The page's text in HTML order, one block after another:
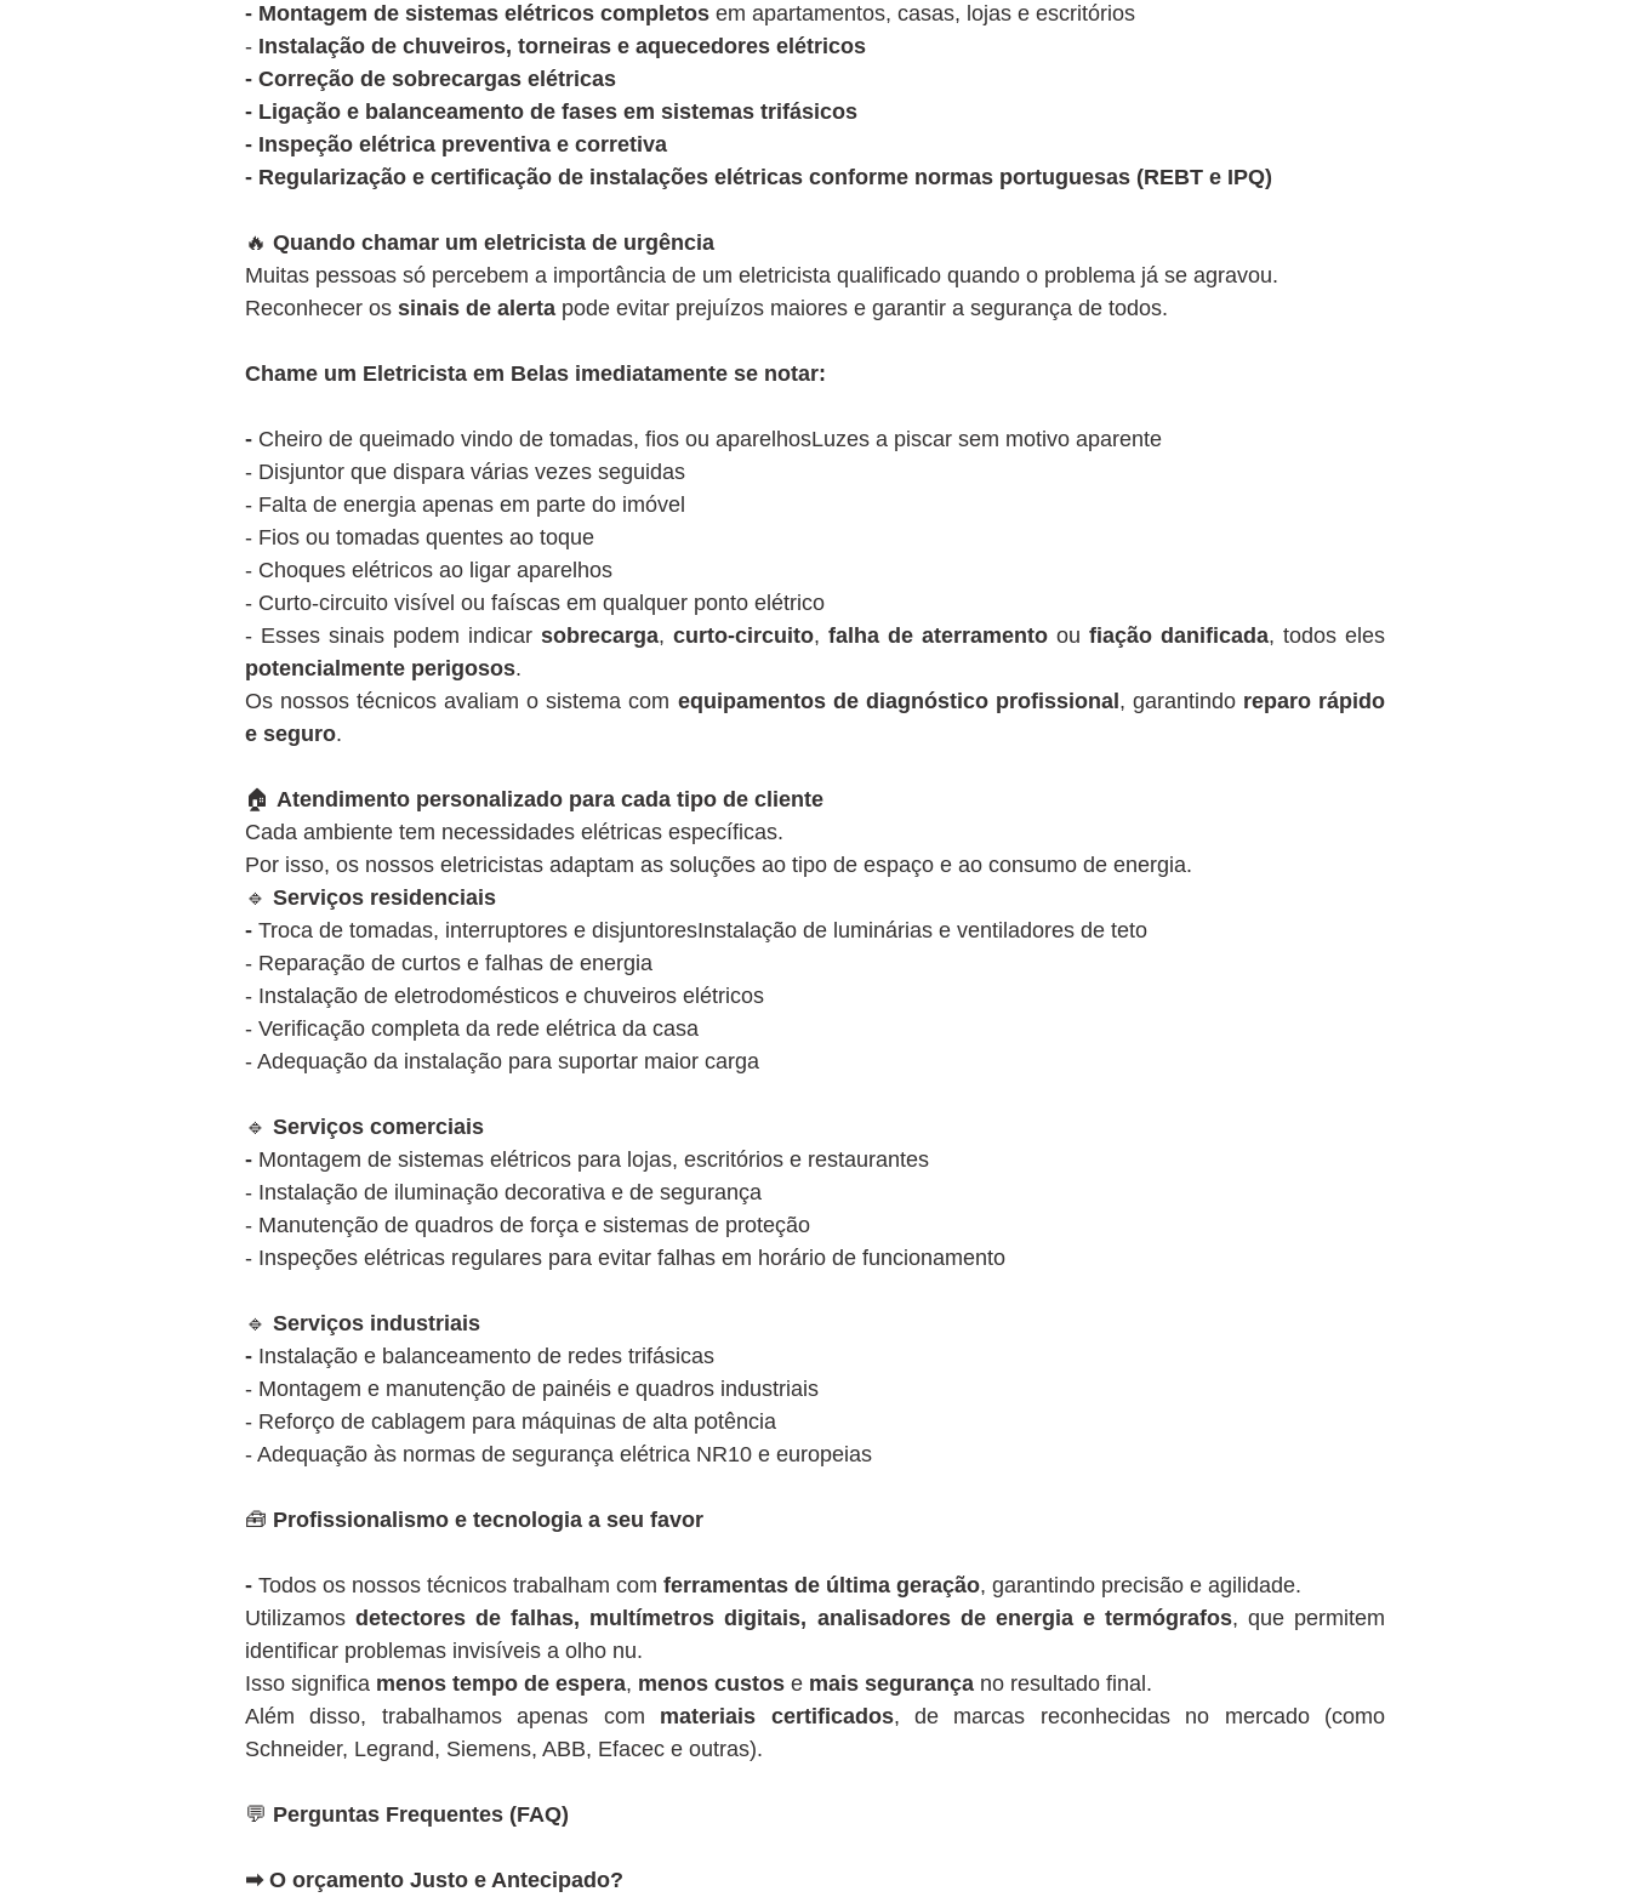
- Montagem de sistemas elétricos completos em apartamentos, casas, lojas e escritórios
- Instalação de chuveiros, torneiras e aquecedores elétricos
- Correção de sobrecargas elétricas
- Ligação e balanceamento de fases em sistemas trifásicos
- Inspeção elétrica preventiva e corretiva
- Regularização e certificação de instalações elétricas conforme normas portuguesas (REBT e IPQ)
🔥 Quando chamar um eletricista de urgência
Muitas pessoas só percebem a importância de um eletricista qualificado quando o problema já se agravou.
Reconhecer os sinais de alerta pode evitar prejuízos maiores e garantir a segurança de todos.
Chame um Eletricista em Belas imediatamente se notar:
- Cheiro de queimado vindo de tomadas, fios ou aparelhosLuzes a piscar sem motivo aparente
- Disjuntor que dispara várias vezes seguidas
- Falta de energia apenas em parte do imóvel
- Fios ou tomadas quentes ao toque
- Choques elétricos ao ligar aparelhos
- Curto-circuito visível ou faíscas em qualquer ponto elétrico
- Esses sinais podem indicar sobrecarga, curto-circuito, falha de aterramento ou fiação danificada, todos eles
potencialmente perigosos.
Os nossos técnicos avaliam o sistema com equipamentos de diagnóstico profissional , garantindo reparo rápido
e seguro.
🏠 Atendimento personalizado para cada tipo de cliente
Cada ambiente tem necessidades elétricas específicas.
Por isso, os nossos eletricistas adaptam as soluções ao tipo de espaço e ao consumo de energia.
🔹 Serviços residenciais
- Troca de tomadas, interruptores e disjuntoresInstalação de luminárias e ventiladores de teto
- Reparação de curtos e falhas de energia
- Instalação de eletrodomésticos e chuveiros elétricos
- Verificação completa da rede elétrica da casa
- Adequação da instalação para suportar maior carga
🔹 Serviços comerciais
- Montagem de sistemas elétricos para lojas, escritórios e restaurantes
- Instalação de iluminação decorativa e de segurança
- Manutenção de quadros de força e sistemas de proteção
- Inspeções elétricas regulares para evitar falhas em horário de funcionamento
🔹 Serviços industriais
- Instalação e balanceamento de redes trifásicas
- Montagem e manutenção de painéis e quadros industriais
- Reforço de cablagem para máquinas de alta potência
- Adequação às normas de segurança elétrica NR10 e europeias
🧰 Profissionalismo e tecnologia a seu favor
- Todos os nossos técnicos trabalham com ferramentas de última geração, garantindo precisão e agilidade.
Utilizamosdetectores de falhas, multímetros digitais, analisadores de energia e termógrafos, que permitem
identificar problemas invisíveis a olho nu.
Isso significa menos tempo de espera, menos custos e mais segurança no resultado final.
Além disso, trabalhamos apenas com materiais certificados, de marcas reconhecidas no mercado (como
Schneider, Legrand, Siemens, ABB, Efacec e outras).
💬 Perguntas Frequentes (FAQ)
➡ O orçamento Justo e Antecipado?